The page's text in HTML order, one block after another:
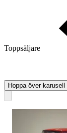
Toppsäljare
Hoppa över karusell